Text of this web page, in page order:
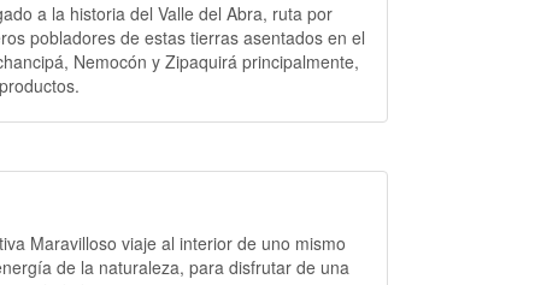
a la historia del Valle del Abra, ruta por
pobladores de estas tierras asentados en el
Nemocón y Zipaquirá principalmente,
Maravilloso viaje al interior de uno mismo
de la naturaleza, para disfrutar de una